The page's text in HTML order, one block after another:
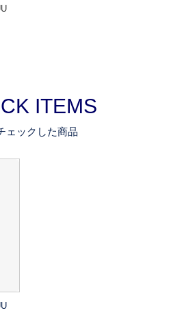
ITEMS
ェックした商品